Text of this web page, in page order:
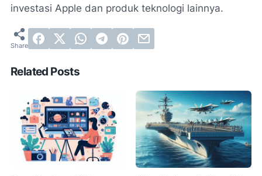
investasi Apple dan produk teknologi lainnya.
Related Posts